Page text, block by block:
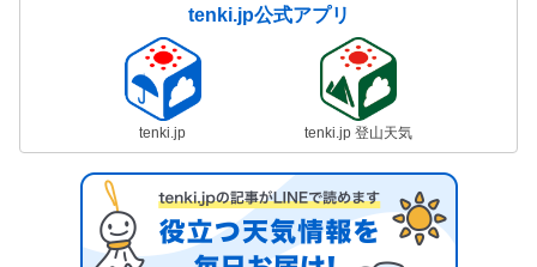
tenki.jp公式アプリ
tenki.jp tenki.jp 登山天気